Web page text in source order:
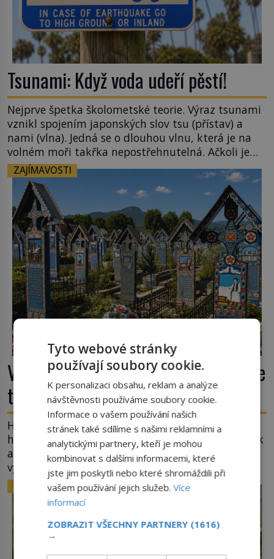
Tsunami: Když voda udeří pěstí!
Nejprve špetka školometské teorie. Výraz tsunami
vznikl spojením japonských slov tsu (přístav) a
nami (vlna). Jedná se o dlouhou vlnu, která je na
volném moři takřka nepostřehnutelná. Ačkoli je
vlnová délka tsunami i 300 kilometrů, výška vlny
na volném moři je maximálně 1,5 metru. Máme se
podobné obří vlny obávat i v Evropě? Vznik
tsunami si […]
ZAJÍMAVOSTI
Veselý hřbitov v Rumunsku: Proč zde
třou pohřební plačky bídu s nouzí?
Hřbitov jako jeviště pro mystérium smrti. Mezi
hrobovými místy půda promáčená slzami, smutek
a vědomí konečnosti lidské existence. Jsou ale
výjimky, kde pohřební plačky smutně žmoulají
kapesníky nikoli při smutečním obřadu, ale při
pohledu na výši vyměřené podpory
v nezaměstnanosti. Kam vás pozveme? Unikátní
hřbitov, který si vysloužil název „Veselý“, najdeme
v rumunské vesnici Sapanta, nedaleko hranic […]
ZAJÍMAVOSTI
Tyto webové stránky
používají soubory cookie.
K personalizaci obsahu, reklam a analýze
návštěvnosti používáme soubory cookie.
Informace o vašem používání našich
stránek také sdílíme s našimi reklamními a
analytickými partnery, kteří je mohou
kombinovat s dalšími informacemi, které
jste jim poskytli nebo které shromáždili při
vašem používání jejich služeb.Více
informací
ZOBRAZIT VŠECHNY PARTNERY (1616)
→